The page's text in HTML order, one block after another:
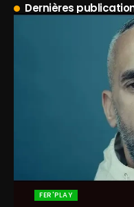
WISHI
S-PION
STUDIO
Enlivedufer
Dernières
FER'PLAY